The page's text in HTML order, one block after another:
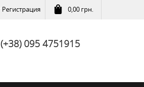
Регистрация 0,00 грн.
(+38) 095 4751915